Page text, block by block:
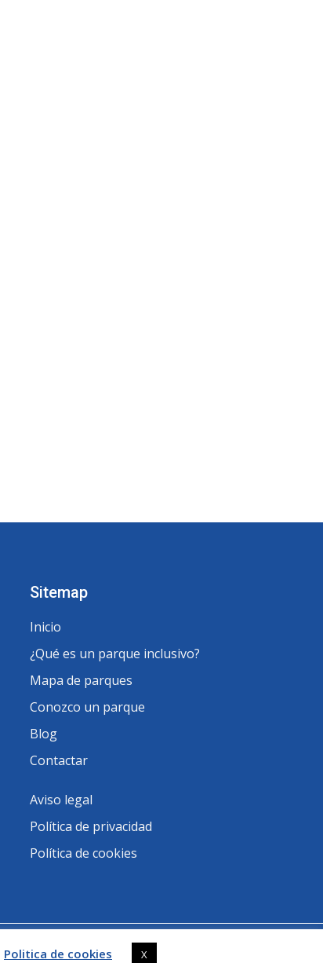
Sitemap
Inicio
¿Qué es un parque inclusivo?
Mapa de parques
Conozco un parque
Blog
Contactar
Aviso legal
Política de privacidad
Política de cookies
Politica de cookies X